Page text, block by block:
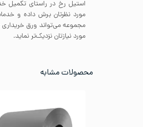
استیل رخ در راستای تکمیل
مورد نظرتان برش داده و
مجموعه می‌تواند ورق
مورد نیازتان نزدیک‌تر نماید.
محصولات مشابه